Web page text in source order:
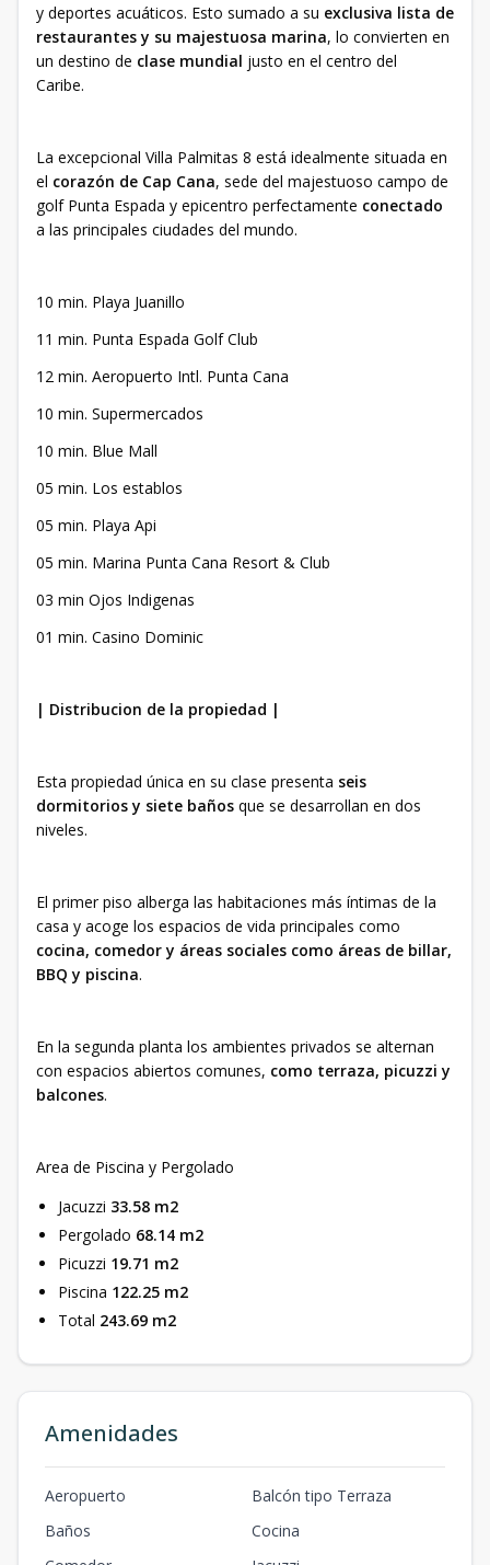
y deportes acuáticos. Esto sumado a su exclusiva lista de
restaurantes y su majestuosa marina, lo convierten en
un destino de clase mundial justo en el centro del
Caribe.
La excepcional Villa Palmitas 8 está idealmente situada en
el corazón de Cap Cana, sede del majestuoso campo de
golf Punta Espada y epicentro perfectamente conectado
a las principales ciudades del mundo.
10 min. Playa Juanillo
11 min. Punta Espada Golf Club
12 min. Aeropuerto Intl. Punta Cana
10 min. Supermercados
10 min. Blue Mall
05 min. Los establos
05 min. Playa Api
05 min. Marina Punta Cana Resort & Club
03 min Ojos Indigenas
01 min. Casino Dominic
| Distribucion de la propiedad |
Esta propiedad única en su clase presenta seis
dormitorios y siete baños que se desarrollan en dos
niveles.
El primer piso alberga las habitaciones más íntimas de la
casa y acoge los espacios de vida principales como
cocina, comedor y áreas sociales como áreas de billar,
BBQ y piscina.
En la segunda planta los ambientes privados se alternan
con espacios abiertos comunes, como terraza, picuzzi y
balcones.
Area de Piscina y Pergolado
Jacuzzi 33.58 m2
Pergolado 68.14 m2
Picuzzi 19.71 m2
Piscina 122.25 m2
Total 243.69 m2
Amenidades
Aeropuerto
Balcón tipo Terraza
Baños
Cocina